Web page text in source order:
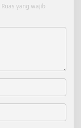
Ruas yang wajib